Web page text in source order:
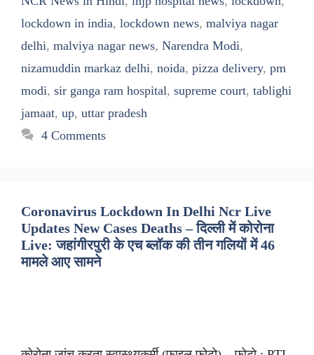
lockdown in india, lockdown news, malviya nagar
delhi, malviya nagar news, Narendra Modi,
nizamuddin markaz delhi, noida, pizza delivery, pm
modi, sir ganga ram hospital, supreme court, tablighi
jamaat, up, uttar pradesh
4 Comments
Coronavirus Lockdown In Delhi Ncr Live
Updates New Cases Deaths – दिल्ली में कोरोना
Live: जहांगीरपुरी के एच ब्लॉक की तीन गलियों में 46
मामले आए सामने